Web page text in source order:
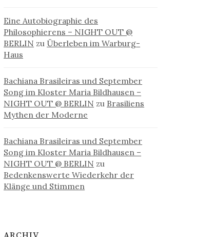
Eine Autobiographie des
Philosophierens – NIGHT OUT @
BERLIN zu Überleben im Warburg-
Haus
Bachiana Brasileiras und September
Song im Kloster Maria Bildhausen –
NIGHT OUT @ BERLIN zu Brasiliens
Mythen der Moderne
Bachiana Brasileiras und September
Song im Kloster Maria Bildhausen –
NIGHT OUT @ BERLIN zu
Bedenkenswerte Wiederkehr der
Klänge und Stimmen